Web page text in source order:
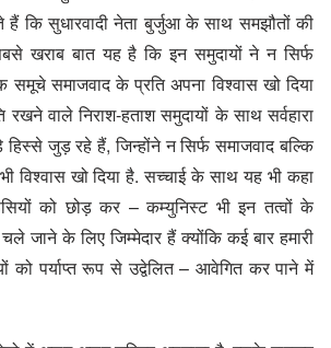
कि सुधारवादी नेता बुर्जुआ के साथ समझौतों की
खराब बात यह है कि इन समुदायों ने न सिर्फ
समूचे समाजवाद के प्रति अपना विश्वास खो दिया
रखने वाले निराश-हताश समुदायों के साथ सर्वहारा
जुड़ रहे हैं, जिन्होंने न सिर्फ समाजवाद बल्कि
विश्वास खो दिया है. सच्चाई के साथ यह भी कहा
को छोड़ कर – कम्युनिस्ट भी इन तत्वों के
जाने के लिए जिम्मेदार हैं क्योंकि कई बार हमारी
को पर्याप्त रूप से उद्वेलित – आवेगित कर पाने में